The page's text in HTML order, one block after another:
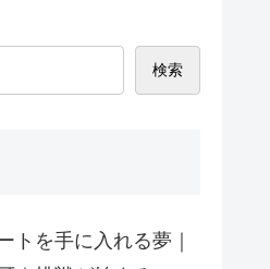
検索
トを手に入れる夢｜